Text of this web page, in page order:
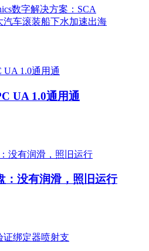
数字解决方案：SCA
汽车滚装船下水加速出海
UA 1.0通用通
：没有润滑，照旧运行